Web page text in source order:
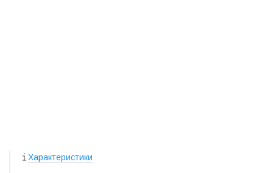
Характеристики